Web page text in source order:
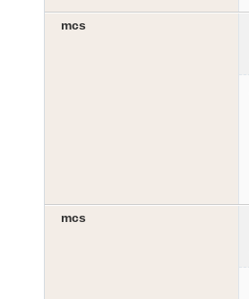
mcs
mcs